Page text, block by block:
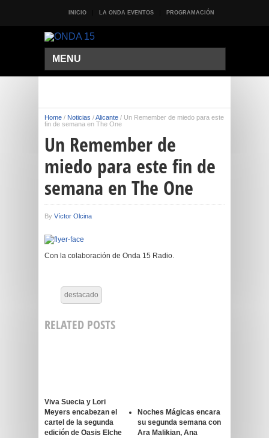
INICIO LA ONDA EVENTOS PROGRAMACIÓN
MENU
Home / Noticias /Alicante / Un Remember de miedo para este
fin de semana en The One
Un Remember de
miedo para este fin de
semana en The One
By Víctor Olcina
Con la colaboración de Onda 15 Radio.
destacado
RELATED POSTS
Viva Suecia y Lori
Meyers encabezan el
cartel de la segunda
edición de Oasis Elche
Noches Mágicas encara
su segunda semana con
Ara Malikian, Ana